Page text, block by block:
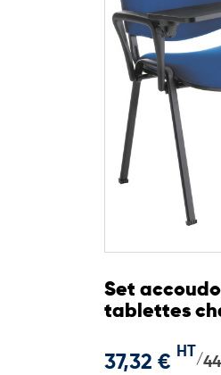
Barre inter-rangées
Cette chaise
espaces
Set
tablettes
37,32 € HT /